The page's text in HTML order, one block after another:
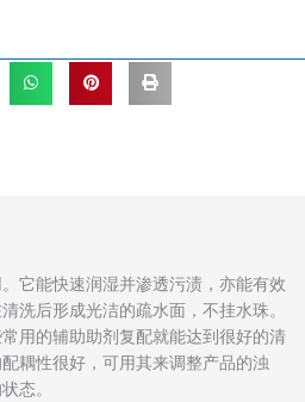
它能快速润湿并渗透污渍，亦能有效
洗后形成光洁的疏水面，不挂水珠。
用的辅助助剂复配就能达到很好的清
耦性很好，可用其来调整产品的浊
态。